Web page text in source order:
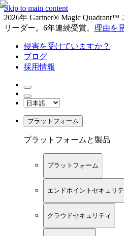
Skip to main content
2026年 Gartner® Magic
リーダー。6年連続受賞。 理由を
侵害を受けていますか？
ブログ
採用情報
プラットフォーム
プラットフォームと製品
プラットフォーム
エンドポイントセキュリ
クラウドセキュリティ